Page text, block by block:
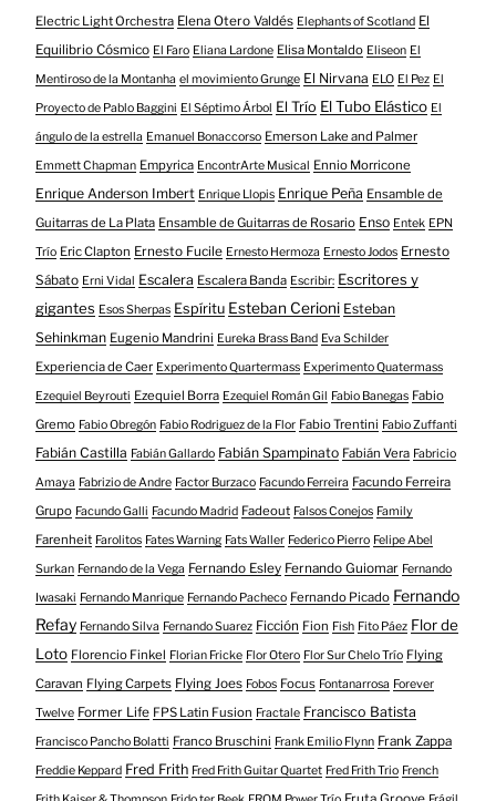
Electric Light Orchestra Elena Otero Valdés Elephants of Scotland El
Equilibrio Cósmico El Faro Eliana Lardone Elisa Montaldo Eliseon El
Mentiroso de la Montanha el movimiento Grunge El Nirvana ELO El Pez El
Proyecto de Pablo Baggini El Séptimo Árbol El Trío El Tubo Elástico El
ángulo de la estrella Emanuel Bonaccorso Emerson Lake and Palmer
Emmett Chapman Empyrica EncontrArte Musical Ennio Morricone
Enrique Anderson Imbert Enrique Llopis Enrique Peña Ensamble de
Guitarras de La Plata Ensamble de Guitarras de Rosario Enso Entek EPN
Trío Eric Clapton Ernesto Fucile Ernesto Hermoza Ernesto Jodos Ernesto
Sábato Erni Vidal Escalera Escalera Banda Escribir: Escritores y
gigantes Esos Sherpas Espíritu Esteban Cerioni Esteban
Sehinkman Eugenio Mandrini Eureka Brass Band Eva Schilder
Experiencia de Caer Experimento Quartermass Experimento Quatermass
Ezequiel Beyrouti Ezequiel Borra Ezequiel Román Gil Fabio Banegas Fabio
Gremo Fabio Obregón Fabio Rodriguez de la Flor Fabio Trentini Fabio Zuffanti
Fabián Castilla Fabián Gallardo Fabián Spampinato Fabián Vera Fabricio
Amaya Fabrizio de Andre Factor Burzaco Facundo Ferreira Facundo Ferreira
Grupo Facundo Galli Facundo Madrid Fadeout Falsos Conejos Family
Farenheit Farolitos Fates Warning Fats Waller Federico Pierro Felipe Abel
Surkan Fernando de la Vega Fernando Esley Fernando Guiomar Fernando
Iwasaki Fernando Manrique Fernando Pacheco Fernando Picado Fernando
Refay Fernando Silva Fernando Suarez Ficción Fion Fish Fito Páez Flor de
Loto Florencio Finkel Florian Fricke Flor Otero Flor Sur Chelo Trío Flying
Caravan Flying Carpets Flying Joes Fobos Focus Fontanarrosa Forever
Twelve Former Life FPS Latin Fusion Fractale Francisco Batista
Francisco Pancho Bolatti Franco Bruschini Frank Emilio Flynn Frank Zappa
Freddie Keppard Fred Frith Fred Frith Guitar Quartet Fred Frith Trio French